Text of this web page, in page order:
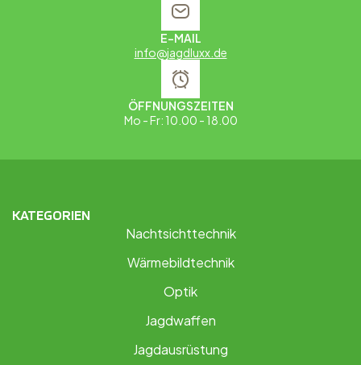
E-MAIL
info@jagdluxx.de
ÖFFNUNGSZEITEN
Mo - Fr: 10.00 - 18.00
KATEGORIEN
Nachtsichttechnik
Wärmebildtechnik
Optik
Jagdwaffen
Jagdausrüstung